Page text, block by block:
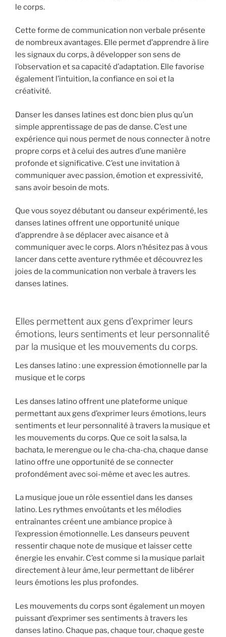
le corps.
Cette forme de communication non verbale présente
de nombreux avantages. Elle permet d’apprendre à lire
les signaux du corps, à développer son sens de
l’observation et sa capacité d’adaptation. Elle favorise
également l’intuition, la confiance en soi et la
créativité.
Danser les danses latines est donc bien plus qu’un
simple apprentissage de pas de danse. C’est une
expérience qui nous permet de nous connecter à notre
propre corps et à celui des autres d’une manière
profonde et significative. C’est une invitation à
communiquer avec passion, émotion et expressivité,
sans avoir besoin de mots.
Que vous soyez débutant ou danseur expérimenté, les
danses latines offrent une opportunité unique
d’apprendre à se déplacer avec aisance et à
communiquer avec le corps. Alors n’hésitez pas à vous
lancer dans cette aventure rythmée et découvrez les
joies de la communication non verbale à travers les
danses latines.
Elles permettent aux gens d’exprimer leurs
émotions, leurs sentiments et leur personnalité
par la musique et les mouvements du corps.
Les danses latino : une expression émotionnelle par la
musique et le corps
Les danses latino offrent une plateforme unique
permettant aux gens d’exprimer leurs émotions, leurs
sentiments et leur personnalité à travers la musique et
les mouvements du corps. Que ce soit la salsa, la
bachata, le merengue ou le cha-cha-cha, chaque danse
latino offre une opportunité de se connecter
profondément avec soi-même et avec les autres.
La musique joue un rôle essentiel dans les danses
latino. Les rythmes envoûtants et les mélodies
entraînantes créent une ambiance propice à
l’expression émotionnelle. Les danseurs peuvent
ressentir chaque note de musique et laisser cette
énergie les envahir. C’est comme si la musique parlait
directement à leur âme, leur permettant de libérer
leurs émotions les plus profondes.
Les mouvements du corps sont également un moyen
puissant d’exprimer ses sentiments à travers les
danses latino. Chaque pas, chaque tour, chaque geste